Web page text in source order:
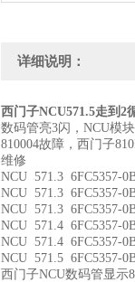
详细说明：
西门子NCU571.5走到2
数码管亮3闪，NCU模
810004故障，西门子
维修
NCU 571.3 6FC5357-
NCU 571.3 6FC5357-
NCU 571.3 6FC5357-
NCU 571.4 6FC5357-
NCU 571.4 6FC5357-
NCU 571.5 6FC5357-
西门子NCU数码管显示